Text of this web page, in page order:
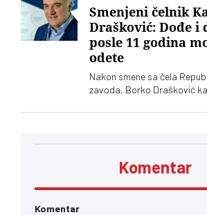
Smenjeni čelnik
Drašković: Dođe i
posle 11 godina
odete
Nakon smene sa čela
zavoda, Borko Drašković
Komentar
Komentar